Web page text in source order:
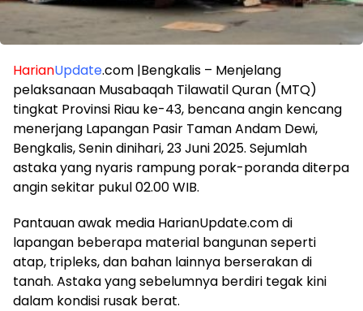
HarianUpdate.com |Bengkalis – Menjelang
pelaksanaan Musabaqah Tilawatil Quran (MTQ)
tingkat Provinsi Riau ke-43, bencana angin kencang
menerjang Lapangan Pasir Taman Andam Dewi,
Bengkalis, Senin dinihari, 23 Juni 2025. Sejumlah
astaka yang nyaris rampung porak-poranda diterpa
angin sekitar pukul 02.00 WIB.
Pantauan awak media HarianUpdate.com di
lapangan beberapa material bangunan seperti
atap, tripleks, dan bahan lainnya berserakan di
tanah. Astaka yang sebelumnya berdiri tegak kini
dalam kondisi rusak berat.